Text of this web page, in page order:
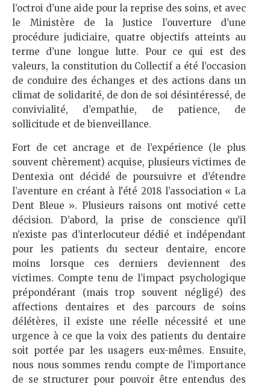
l’octroi d’une aide pour la reprise des soins, et avec
le Ministère de la Justice l’ouverture d’une
procédure judiciaire, quatre objectifs atteints au
terme d’une longue lutte. Pour ce qui est des
valeurs, la constitution du Collectif a été l’occasion
de conduire des échanges et des actions dans un
climat de solidarité, de don de soi désintéressé, de
convivialité, d’empathie, de patience, de
sollicitude et de bienveillance.
Fort de cet ancrage et de l’expérience (le plus
souvent chèrement) acquise, plusieurs victimes de
Dentexia ont décidé de poursuivre et d’étendre
l’aventure en créant à l'été 2018 l’association « La
Dent Bleue ». Plusieurs raisons ont motivé cette
décision. D’abord, la prise de conscience qu’il
n’existe pas d’interlocuteur dédié et indépendant
pour les patients du secteur dentaire, encore
moins lorsque ces derniers deviennent des
victimes. Compte tenu de l’impact psychologique
prépondérant (mais trop souvent négligé) des
affections dentaires et des parcours de soins
délétères, il existe une réelle nécessité et une
urgence à ce que la voix des patients du dentaire
soit portée par les usagers eux-mêmes. Ensuite,
nous nous sommes rendu compte de l’importance
de se structurer pour pouvoir être entendus des